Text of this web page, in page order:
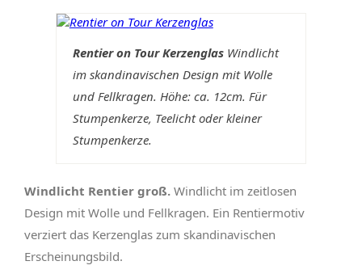
Rentier on Tour KerzenglasWindlicht
im skandinavischen Design mit Wolle
und Fellkragen. Höhe: ca. 12cm. Für
Stumpenkerze, Teelicht oder kleiner
Stumpenkerze.
Windlicht Rentier groß. Windlicht im zeitlosen
Design mit Wolle und Fellkragen. Ein Rentiermotiv
verziert das Kerzenglas zum skandinavischen
Erscheinungsbild.